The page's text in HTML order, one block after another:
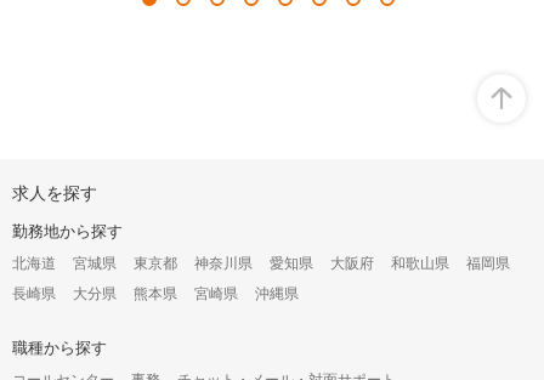
ー
ン
構
オ
シ
求人を探す
勤務地から探す
北海道 宮城県 東京都 神奈川県 愛知県 大阪府 和歌山県
福岡県
長崎県
大分県 熊本県 宮崎県 沖縄県
職種から探す